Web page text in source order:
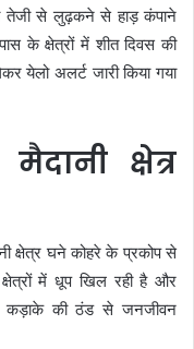
तेजी से लुढ़कने से हाड़ कंपाने
के क्षेत्रों में शीत दिवस की
येलो अलर्ट जारी किया गया
क्षेत्र
क्षेत्र घने कोहरे के प्रकोप से
में धूप खिल रही है और
में कड़ाके की ठंड से जनजीवन